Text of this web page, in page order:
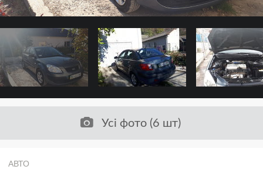
Усі фото (6 шт)
АВТО